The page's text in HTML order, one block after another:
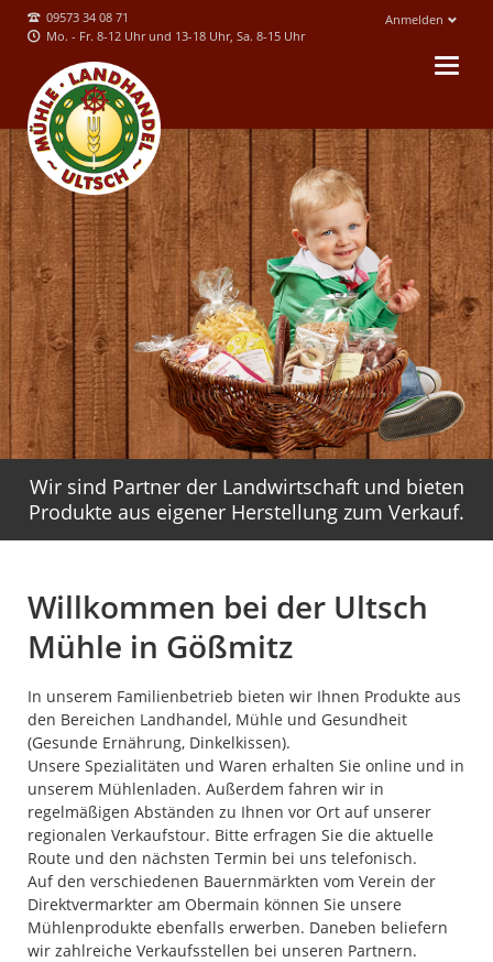
09573 34 08 71
Mo. - Fr. 8-12 Uhr und 13-18 Uhr, Sa. 8-15 Uhr
Anmelden
Wir sind Partner der Landwirtschaft und bieten
Produkte aus eigener Herstellung zum Verkauf.
Willkommen bei der Ultsch
Mühle in Gößmitz
In unserem Familienbetrieb bieten wir Ihnen Produkte aus
den Bereichen Landhandel, Mühle und Gesundheit
(Gesunde Ernährung, Dinkelkissen).
Unsere Spezialitäten und Waren erhalten Sie online und in
unserem Mühlenladen. Außerdem fahren wir in
regelmäßigen Abständen zu Ihnen vor Ort auf unserer
regionalen Verkaufstour. Bitte erfragen Sie die aktuelle
Route und den nächsten Termin bei uns telefonisch.
Auf den verschiedenen Bauernmärkten vom Verein der
Direktvermarkter am Obermain können Sie unsere
Mühlenprodukte ebenfalls erwerben. Daneben beliefern
wir zahlreiche Verkaufsstellen bei unseren Partnern.